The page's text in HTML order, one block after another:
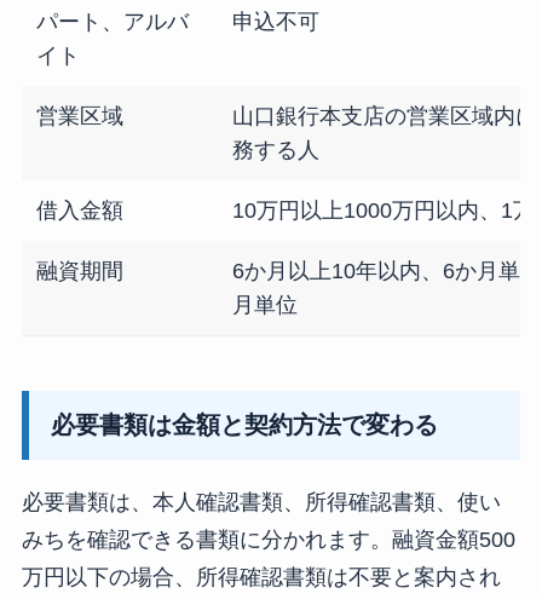
パート、アルバ
イト
申込不可
営業区域
山口銀行本支店の営業区域内
務する人
借入金額 10万円以上1000万円以内、1万
融資期間
6か月以上10年以内、6か月単
月単位
必要書類は金額と契約方法で変わる
必要書類は、本人確認書類、所得確認書類、使い
みちを確認できる書類に分かれます。融資金額500
万円以下の場合、所得確認書類は不要と案内され